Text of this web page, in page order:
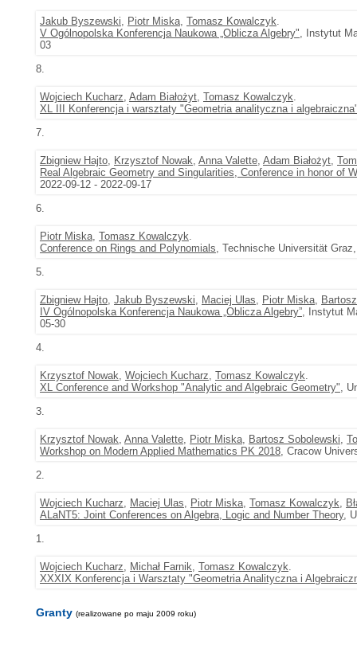
Jakub Byszewski, Piotr Miska, Tomasz Kowalczyk.
V Ogólnopolska Konferencja Naukowa „Oblicza Algebry", Instytut
03
8.
Wojciech Kucharz, Adam Białożyt, Tomasz Kowalczyk.
XL III Konferencja i warsztaty "Geometria analityczna i
7.
Zbigniew Hajto, Krzysztof Nowak, Anna Valette, Adam Białożyt,
Real Algebraic Geometry and Singularities, Conference in honor of
2022-09-12 - 2022-09-17
6.
Piotr Miska, Tomasz Kowalczyk.
Conference on Rings and Polynomials, Technische Universität
5.
Zbigniew Hajto, Jakub Byszewski, Maciej Ulas, Piotr Miska,
IV Ogólnopolska Konferencja Naukowa „Oblicza Algebry”, Instytut
05-30
4.
Krzysztof Nowak, Wojciech Kucharz, Tomasz Kowalczyk.
XL Conference and Workshop "Analytic and Algebraic Geometry",
3.
Krzysztof Nowak, Anna Valette, Piotr Miska, Bartosz Sobolewski,
Workshop on Modern Applied Mathematics PK 2018, Cracow
2.
Wojciech Kucharz, Maciej Ulas, Piotr Miska, Tomasz Kowalczyk,
ALaNT5: Joint Conferences on Algebra, Logic and Number Theory,
1.
Wojciech Kucharz, Michał Farnik, Tomasz Kowalczyk.
XXXIX Konferencja i Warsztaty "Geometria Analityczna i
Granty (realizowane po maju 2009 roku)